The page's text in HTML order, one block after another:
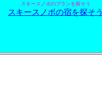
スキースノボのプランを探そう
スキースノボの宿を探そう